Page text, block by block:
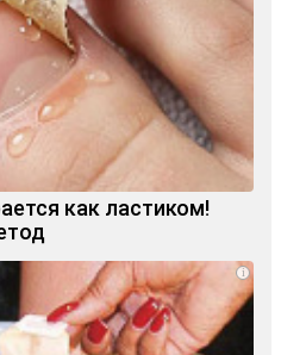
как ластиком!
i